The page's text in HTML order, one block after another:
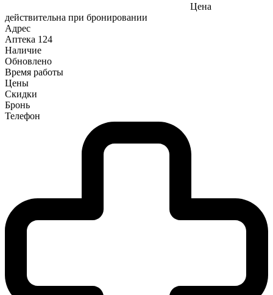
Цена
действительна при бронировании
Адрес
Аптека 124
Наличие
Обновлено
Время работы
Цены
Скидки
Бронь
Телефон